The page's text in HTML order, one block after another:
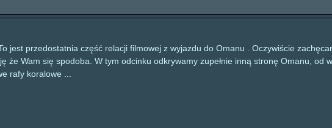
jest przedostatnia część relacji filmowej z wyjazdu do Omanu . Oczywiście
że Wam się spodoba. W tym odcinku odkrywamy zupełnie inną stronę Omanu, od
rafy koralowe ...